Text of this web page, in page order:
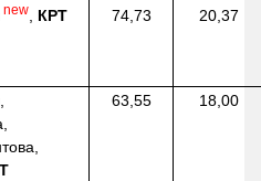
new КРТ 74,73 20,37
63,55 18,00